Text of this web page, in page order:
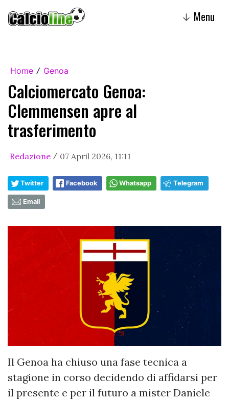
↓ Menu
Home / Genoa
Calciomercato Genoa:
Clemmensen apre al
trasferimento
Redazione / 07 April 2026, 11:11
Twitter Facebook Whatsapp Telegram
Email
Il Genoa ha chiuso una fase tecnica a
stagione in corso decidendo di affidarsi per
il presente e per il futuro a mister Daniele